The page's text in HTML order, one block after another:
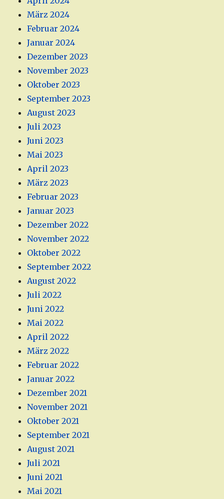
März 2024
Februar 2024
Januar 2024
Dezember 2023
November 2023
Oktober 2023
September 2023
August 2023
Juli 2023
Juni 2023
Mai 2023
April 2023
März 2023
Februar 2023
Januar 2023
Dezember 2022
November 2022
Oktober 2022
September 2022
August 2022
Juli 2022
Juni 2022
Mai 2022
April 2022
März 2022
Februar 2022
Januar 2022
Dezember 2021
November 2021
Oktober 2021
September 2021
August 2021
Juli 2021
Juni 2021
Mai 2021